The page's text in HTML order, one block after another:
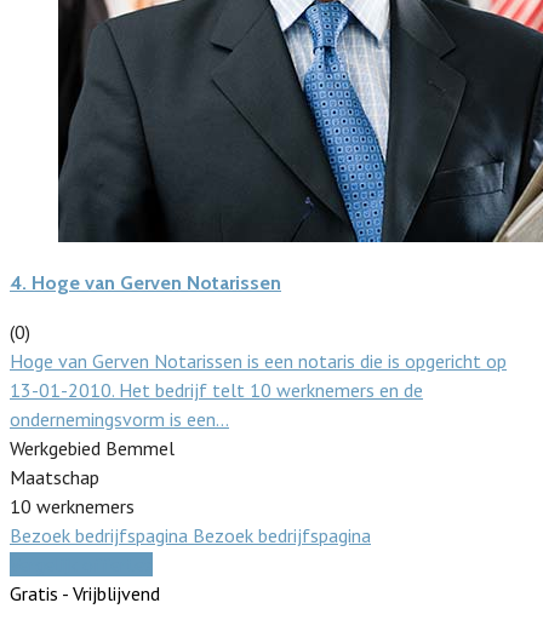
4. Hoge van Gerven Notarissen
(0)
Hoge van Gerven Notarissen is een notaris die is opgericht op
13-01-2010. Het bedrijf telt 10 werknemers en de
ondernemingsvorm is een…
Werkgebied Bemmel
Maatschap
10 werknemers
Bezoek bedrijfspagina Bezoek bedrijfspagina
Gratis - Vrijblijvend